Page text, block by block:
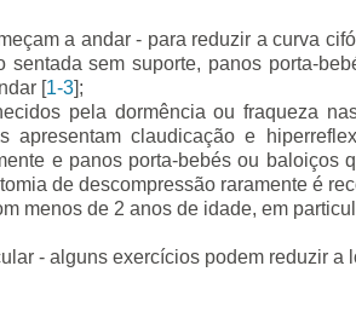
a andar - para reduzir a curva
sem suporte, panos porta-
[1-3];
pela dormência ou fraqueza
apresentam claudicação e
e panos porta-bebés ou baloiços
de descompressão raramente é
menos de 2 anos de idade, em
- alguns exercícios podem reduzir a